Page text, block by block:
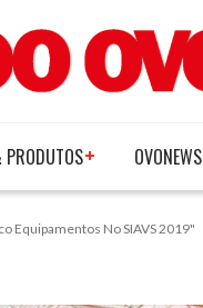
PRODUTOS OVONEWS
Equipamentos No SIAVS 2019"